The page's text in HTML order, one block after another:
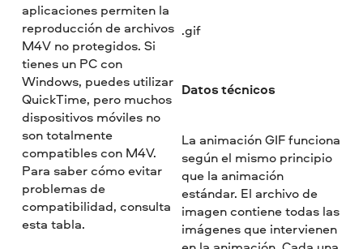
aplicaciones permiten la
reproducción de archivos
M4V no protegidos. Si
tienes un PC con
Windows, puedes utilizar
QuickTime, pero muchos
dispositivos móviles no
son totalmente
compatibles con M4V.
Para saber cómo evitar
problemas de
compatibilidad, consulta
esta tabla.
.gif
Datos técnicos
La animación GIF funciona
según el mismo principio
que la animación
estándar. El archivo de
imagen contiene todas las
imágenes que intervienen